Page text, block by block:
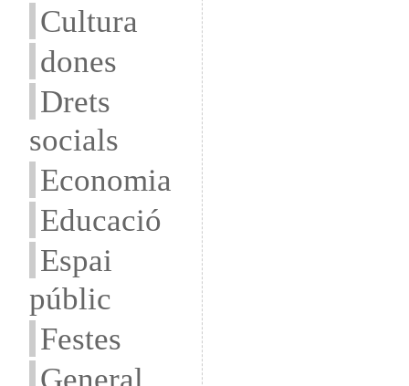
Cultura
dones
Drets
socials
Economia
Educació
Espai
públic
Festes
General